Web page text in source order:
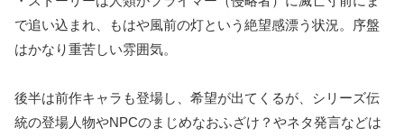
で追い込まれ、もはや風前の灯という絶望感漂う状況。序盤
はかなり重苦しい雰囲気。
後半は前作キャラも登場し、希望が出てくるが、シリーズ伝
統の登場人物やNPCのまじめなおふざけ？やネタ発言などは